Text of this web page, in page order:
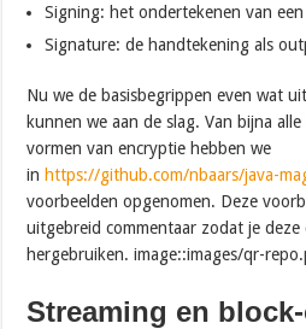
Signing: het ondertekenen van
Signature: de handtekening als
Nu we de basisbegrippen even wat
kunnen we aan de slag. Van bijna
vormen van encryptie hebben we
in https://github.com/nbaars/java-
voorbeelden opgenomen. Deze
uitgebreid commentaar zodat je deze
hergebruiken. image::images/qr-
Streaming en